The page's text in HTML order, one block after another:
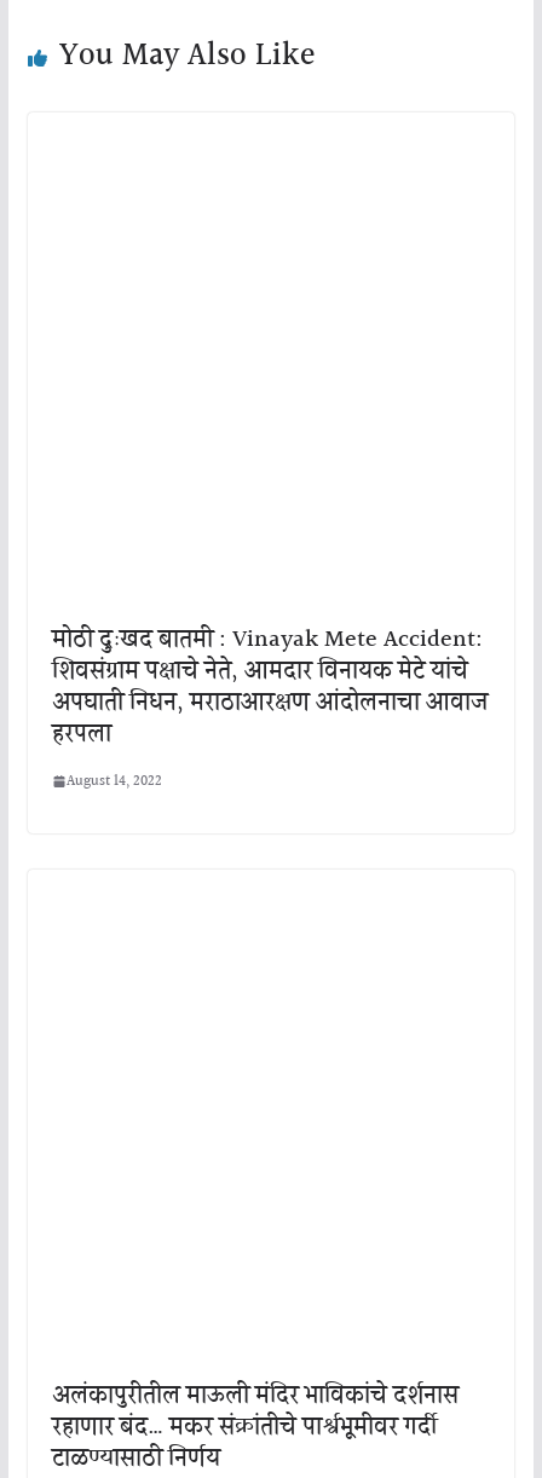
You May Also Like
मोठी दुःखद बातमी : Vinayak Mete Accident:
शिवसंग्राम पक्षाचे नेते, आमदार विनायक मेटे यांचे
अपघाती निधन, मराठाआरक्षण आंदोलनाचा आवाज
हरपला
August 14, 2022
अलंकापुरीतील माऊली मंदिर भाविकांचे दर्शनास
रहाणार बंद… मकर संक्रांतीचे पार्श्वभूमीवर गर्दी
टाळण्यासाठी निर्णय